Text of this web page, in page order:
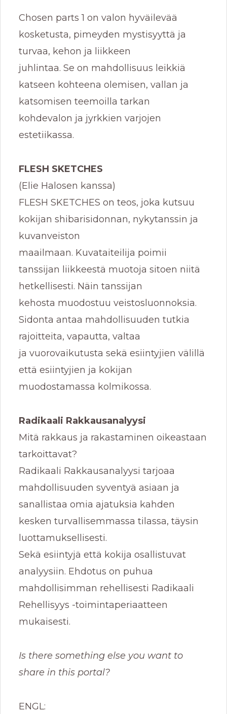
Chosen parts 1 on valon hyväilevää
kosketusta, pimeyden mystisyyttä ja
turvaa, kehon ja liikkeen
juhlintaa. Se on mahdollisuus leikkiä
katseen kohteena olemisen, vallan ja
katsomisen teemoilla tarkan
kohdevalon ja jyrkkien varjojen
estetiikassa.
FLESH SKETCHES
(Elie Halosen kanssa)
FLESH SKETCHES on teos, joka kutsuu
kokijan shibarisidonnan, nykytanssin ja
kuvanveiston
maailmaan. Kuvataiteilija poimii
tanssijan liikkeestä muotoja sitoen niitä
hetkellisesti. Näin tanssijan
kehosta muodostuu veistosluonnoksia.
Sidonta antaa mahdollisuuden tutkia
rajoitteita, vapautta, valtaa
ja vuorovaikutusta sekä esiintyjien välillä
että esiintyjien ja kokijan
muodostamassa kolmikossa.
Radikaali Rakkausanalyysi
Mitä rakkaus ja rakastaminen oikeastaan
tarkoittavat?
Radikaali Rakkausanalyysi tarjoaa
mahdollisuuden syventyä asiaan ja
sanallistaa omia ajatuksia kahden
kesken turvallisemmassa tilassa, täysin
luottamuksellisesti.
Sekä esiintyjä että kokija osallistuvat
analyysiin. Ehdotus on puhua
mahdollisimman rehellisesti Radikaali
Rehellisyys -toimintaperiaatteen
mukaisesti.
Is there something else you want to
share in this portal?
ENGL: